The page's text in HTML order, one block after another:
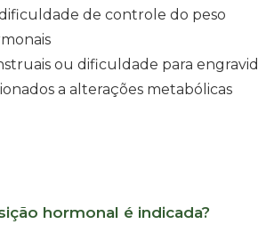
de controle do peso
ou dificuldade para
a alterações metabólicas
hormonal é indicada?